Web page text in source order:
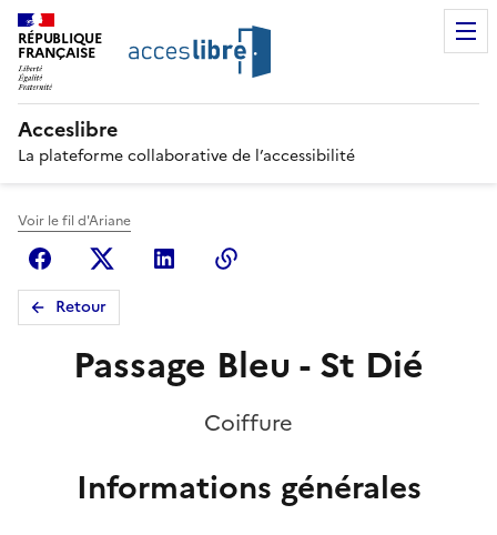
RÉPUBLIQUE
FRANÇAISE
Acceslibre
La plateforme collaborative de l’accessibilité
Voir le fil d'Ariane
FacebookX (anciennement Twitter)
Linkedin
Retour
Passage Bleu - St Dié
Coiffure
Informations générales